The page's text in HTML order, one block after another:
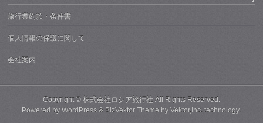
旅行業約款・条件書
個人情報の保護に関して
会社案内
Copyright © 株式会社ロシア旅行社All Rights Reserved.
Powered byWordPress & BizVektor Theme byVektor,Inc. technology.